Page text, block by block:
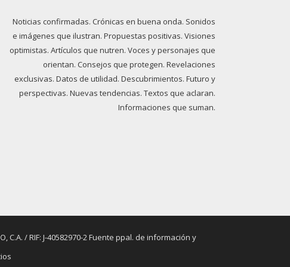
Noticias confirmadas. Crónicas en buena onda. Sonidos
e imágenes que ilustran. Propuestas positivas. Visiones
optimistas. Artículos que nutren. Voces y personajes que
orientan. Consejos que protegen. Revelaciones
exclusivas. Datos de utilidad. Descubrimientos. Futuro y
perspectivas. Nuevas tendencias. Textos que aclaran.
Informaciones que suman.
/ RIF: J-40582970-2 Fuente ppal. de información y